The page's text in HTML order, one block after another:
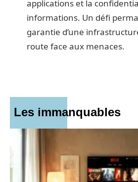
applications et la
informations. Un défi
garantie d’une
route face aux menaces.
Les immanquables